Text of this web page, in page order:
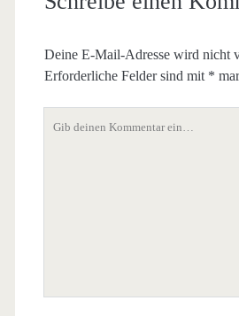
Deine E-Mail-Adresse wird nicht
Erforderliche Felder sind mit *